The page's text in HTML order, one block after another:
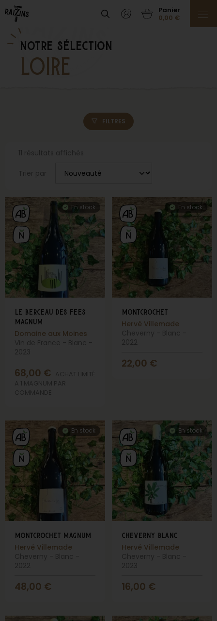
0,00 €
notre sélection
LOIRE
FILTRES
11 résultats affichés
Trier par
En stock
le berceau des fees
magnum
Domaine aux Moines
Vin de France - Blanc -
2023
68,00 €
ACHAT LIMITÉ
A 1 MAGNUM PAR
COMMANDE
En stock
montcrochet
Hervé Villemade
Cheverny - Blanc -
2022
22,00 €
En stock
montcrochet magnum
Hervé Villemade
Cheverny - Blanc -
2022
48,00 €
En stock
cheverny blanc
Hervé Villemade
Cheverny - Blanc -
2023
16,00 €